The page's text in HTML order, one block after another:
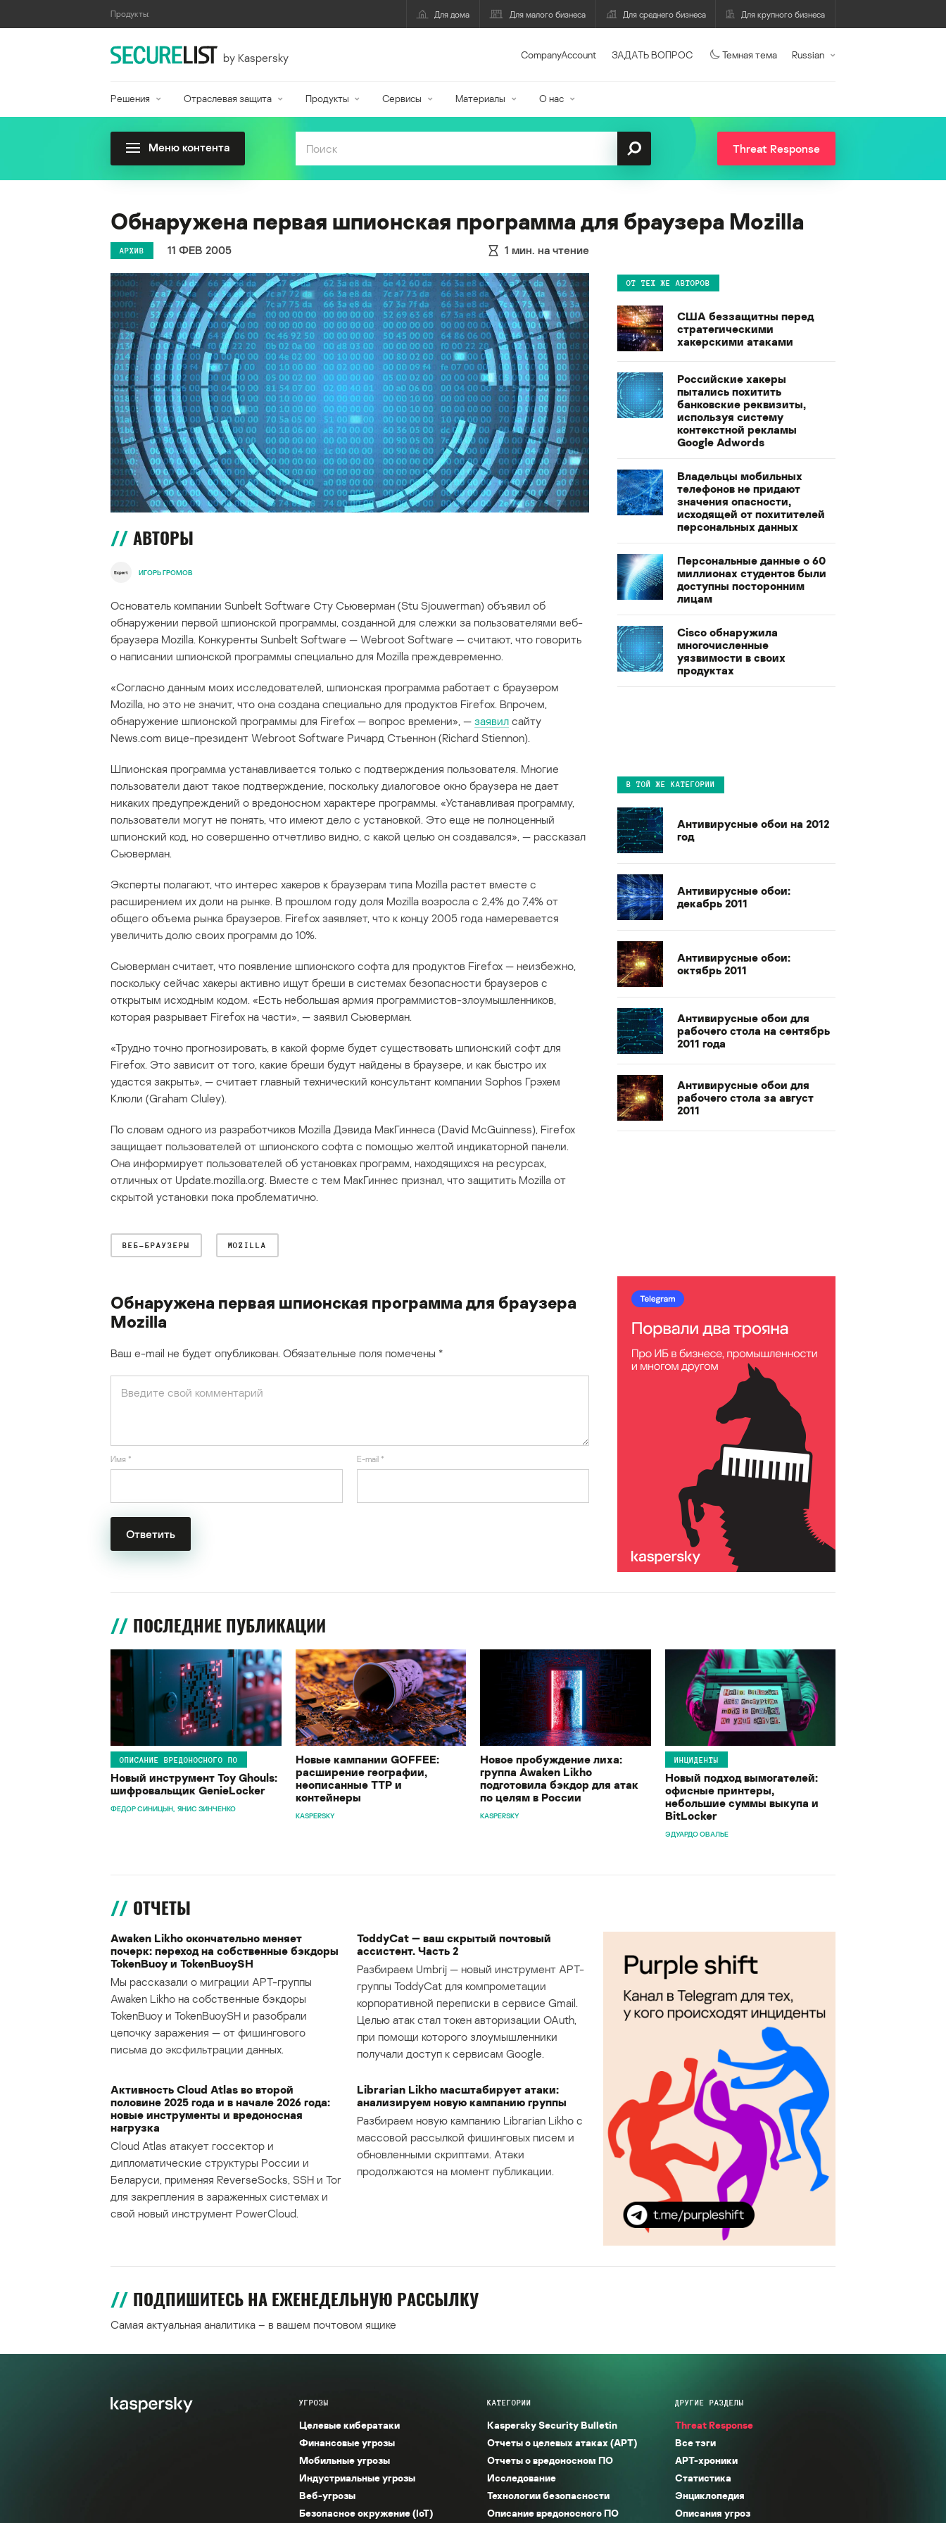
Продукты: Для дома Для малого бизнеса Для среднего бизнеса Для крупного бизнеса
by Kaspersky CompanyAccount ЗАДАТЬ ВОПРОС Темная тема Russian
Решения Отраслевая защита Продукты Сервисы Материалы О нас
Меню контента Threat Response
Обнаружена первая шпионская программа для браузера Mozilla
АРХИВ 11 ФЕВ 2005 1 мин. на чтение
АВТОРЫ
ИГОРЬ ГРОМОВ
Основатель компании Sunbelt Software Сту Сьюверман (Stu Sjouwerman) объявил об
обнаружении первой шпионской программы, созданной для слежки за пользователями веб-
браузера Mozilla. Конкуренты Sunbelt Software — Webroot Software — считают, что говорить
о написании шпионской программы специально для Mozilla преждевременно.
«Согласно данным моих исследователей, шпионская программа работает с браузером
Mozilla, но это не значит, что она создана специально для продуктов Firefox. Впрочем,
обнаружение шпионской программы для Firefox — вопрос времени», — заявил сайту
News.com вице-президент Webroot Software Ричард Стьеннон (Richard Stiennon).
Шпионская программа устанавливается только с подтверждения пользователя. Многие
пользователи дают такое подтверждение, поскольку диалоговое окно браузера не дает
никаких предупреждений о вредоносном характере программы. «Устанавливая программу,
пользователи могут не понять, что имеют дело с установкой. Это еще не полноценный
шпионский код, но совершенно отчетливо видно, с какой целью он создавался», — рассказал
Сьюверман.
Эксперты полагают, что интерес хакеров к браузерам типа Mozilla растет вместе с
расширением их доли на рынке. В прошлом году доля Mozilla возросла с 2,4% до 7,4% от
общего объема рынка браузеров. Firefox заявляет, что к концу 2005 года намеревается
увеличить долю своих программ до 10%.
Сьюверман считает, что появление шпионского софта для продуктов Firefox — неизбежно,
поскольку сейчас хакеры активно ищут бреши в системах безопасности браузеров с
открытым исходным кодом. «Есть небольшая армия программистов-злоумышленников,
которая разрывает Firefox на части», — заявил Сьюверман.
«Трудно точно прогнозировать, в какой форме будет существовать шпионский софт для
Firefox. Это зависит от того, какие бреши будут найдены в браузере, и как быстро их
удастся закрыть», — считает главный технический консультант компании Sophos Грэхем
Клюли (Graham Cluley).
По словам одного из разработчиков Mozilla Дэвида МакГиннеса (David McGuinness), Firefox
защищает пользователей от шпионского софта с помощью желтой индикаторной панели.
Она информирует пользователей об установках программ, находящихся на ресурсах,
отличных от Update.mozilla.org. Вместе с тем МакГиннес признал, что защитить Mozilla от
скрытой установки пока проблематично.
ВЕБ-БРАУЗЕРЫ MOZILLA
Обнаружена первая шпионская программа для браузера
Mozilla
Ваш e-mail не будет опубликован. Обязательные поля помечены *
Имя * E-mail *
ОТ ТЕХ ЖЕ АВТОРОВ
США беззащитны перед
стратегическими
хакерскими атаками
Российские хакеры
пытались похитить
банковские реквизиты,
используя систему
контекстной рекламы
Google Adwords
Владельцы мобильных
телефонов не придают
значения опасности,
исходящей от похитителей
персональных данных
Персональные данные о 60
миллионах студентов были
доступны посторонним
лицам
Cisco обнаружила
многочисленные
уязвимости в своих
продуктах
В ТОЙ ЖЕ КАТЕГОРИИ
Антивирусные обои на 2012
год
Антивирусные обои:
декабрь 2011
Антивирусные обои:
октябрь 2011
Антивирусные обои для
рабочего стола на сентябрь
2011 года
Антивирусные обои для
рабочего стола за август
2011
ПОСЛЕДНИЕ ПУБЛИКАЦИИ
ОПИСАНИЕ ВРЕДОНОСНОГО ПО
Новый инструмент Toy Ghouls:
шифровальщик GenieLocker
ФЕДОР СИНИЦЫН ЯНИС ЗИНЧЕНКО
Новые кампании GOFFEE:
расширение географии,
неописанные TTP и
контейнеры
KASPERSKY
Новое пробуждение лиха:
группа Awaken Likho
подготовила бэкдор для атак
по целям в России
KASPERSKY
ИНЦИДЕНТЫ
Новый подход вымогателей:
офисные принтеры,
небольшие суммы выкупа и
BitLocker
ЭДУАРДО ОВАЛЬЕ
ОТЧЕТЫ
Awaken Likho окончательно меняет
почерк: переход на собственные бэкдоры
TokenBuoy и TokenBuoySH
Мы рассказали о миграции APT-группы
Awaken Likho на собственные бэкдоры
TokenBuoy и TokenBuoySH и разобрали
цепочку заражения — от фишингового
письма до эксфильтрации данных.
ToddyCat — ваш скрытый почтовый
ассистент. Часть 2
Разбираем Umbrij — новый инструмент APT-
группы ToddyCat для компрометации
корпоративной переписки в сервисе Gmail.
Целью атак стал токен авторизации OAuth,
при помощи которого злоумышленники
получали доступ к сервисам Google.
Активность Cloud Atlas во второй
половине 2025 года и в начале 2026 года:
новые инструменты и вредоносная
нагрузка
Cloud Atlas атакует госсектор и
дипломатические структуры России и
Беларуси, применяя ReverseSocks, SSH и Tor
для закрепления в зараженных системах и
свой новый инструмент PowerCloud.
Librarian Likho масштабирует атаки:
анализируем новую кампанию группы
Разбираем новую кампанию Librarian Likho с
массовой рассылкой фишинговых писем и
обновленными скриптами. Атаки
продолжаются на момент публикации.
ПОДПИШИТЕСЬ НА ЕЖЕНЕДЕЛЬНУЮ РАССЫЛКУ
Самая актуальная аналитика – в вашем почтовом ящике
УГРОЗЫ
Целевые кибератаки
Финансовые угрозы
Мобильные угрозы
Индустриальные угрозы
Веб-угрозы
Безопасное окружение (IoT)
КАТЕГОРИИ
Kaspersky Security Bulletin
Отчеты о целевых атаках (APT)
Отчеты о вредоносном ПО
Исследование
Технологии безопасности
Описание вредоносного ПО
ДРУГИЕ РАЗДЕЛЫ
Threat Response
Все тэги
APT-хроники
Статистика
Энциклопедия
Описания угроз